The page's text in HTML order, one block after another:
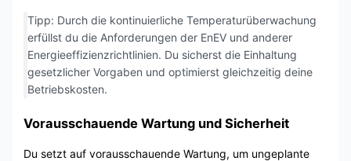
Tipp: Durch die kontinuierliche Temperaturüberwachung
erfüllst du die Anforderungen der EnEV und anderer
Energieeffizienzrichtlinien. Du sicherst die Einhaltung
gesetzlicher Vorgaben und optimierst gleichzeitig deine
Betriebskosten.
Vorausschauende Wartung und Sicherheit
Du setzt auf vorausschauende Wartung, um ungeplante